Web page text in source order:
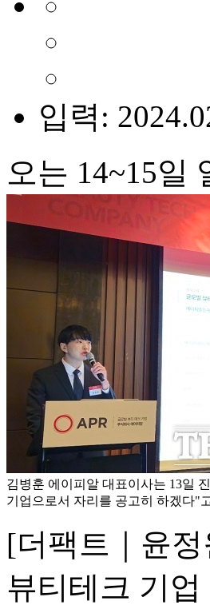
입력:
오는 14~15일
김병훈 에이피알 대표이사는 13일
기업으로서 자리를 공고히 하겠다"
[더팩트｜윤
뷰티테크 기